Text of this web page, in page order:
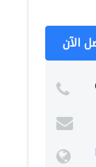
الآن